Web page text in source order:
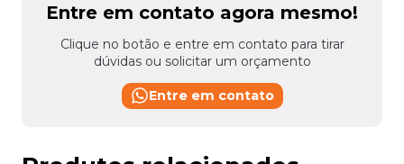
Entre em contato agora mesmo!
Clique no botão e entre em contato para tirar
dúvidas ou solicitar um orçamento
Entre em contato